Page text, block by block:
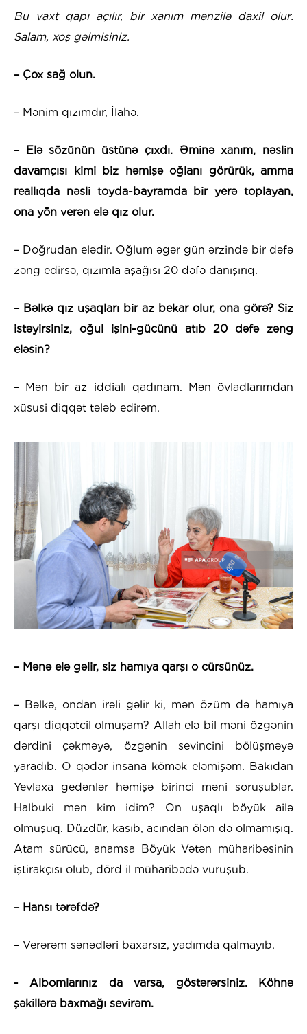
Bu vaxt qapı açılır, bir xanım mənzilə daxil olur:
Salam, xoş gəlmisiniz.
– Çox sağ olun.
– Mənim qızımdır, İlahə.
– Elə sözünün üstünə çıxdı. Əminə xanım, nəslin
davamçısı kimi biz həmişə oğlanı görürük, amma
reallıqda nəsli toyda-bayramda bir yerə toplayan,
ona yön verən elə qız olur.
– Doğrudan elədir. Oğlum əgər gün ərzində bir dəfə
zəng edirsə, qızımla aşağısı 20 dəfə danışırıq.
– Bəlkə qız uşaqları bir az bekar olur, ona görə? Siz
istəyirsiniz, oğul işini-gücünü atıb 20 dəfə zəng
eləsin?
– Mən bir az iddialı qadınam. Mən övladlarımdan
xüsusi diqqət tələb edirəm.
– Mənə elə gəlir, siz hamıya qarşı o cürsünüz.
– Bəlkə, ondan irəli gəlir ki, mən özüm də hamıya
qarşı diqqətcil olmuşam? Allah elə bil məni özgənin
dərdini çəkməyə, özgənin sevincini bölüşməyə
yaradıb. O qədər insana kömək eləmişəm. Bakıdan
Yevlaxa gedənlər həmişə birinci məni soruşublar.
Halbuki mən kim idim? On uşaqlı böyük ailə
olmuşuq. Düzdür, kasıb, acından ölən də olmamışıq.
Atam sürücü, anamsa Böyük Vətən müharibəsinin
iştirakçısı olub, dörd il müharibədə vuruşub.
– Hansı tərəfdə?
– Verərəm sənədləri baxarsız, yadımda qalmayıb.
- Albomlarınız da varsa, göstərərsiniz. Köhnə
şəkillərə baxmağı sevirəm.